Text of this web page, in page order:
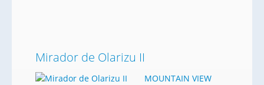
Mirador de Olarizu II
MOUNTAIN VIEW